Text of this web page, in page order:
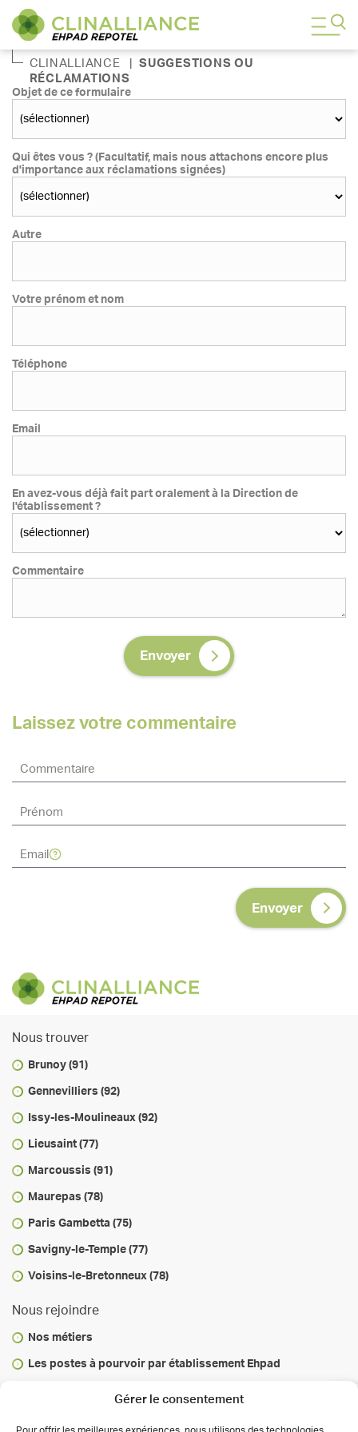
Gérer le consentement
CLINALLIANCE
SUGGESTIONS OU
RÉCLAMATIONS
Objet de ce formulaire
Qui êtes vous ? (Facultatif, mais nous attachons encore plus
d'importance aux réclamations signées)
Autre
Votre prénom et nom
Téléphone
Email
En avez-vous déjà fait part oralement à la Direction de
l'établissement ?
Commentaire
Envoyer
Laissez votre commentaire
Envoyer
Nous trouver
Brunoy (91)
Gennevilliers (92)
Issy-les-Moulineaux (92)
Lieusaint (77)
Marcoussis (91)
Maurepas (78)
Paris Gambetta (75)
Savigny-le-Temple (77)
Voisins-le-Bretonneux (78)
Nous rejoindre
Nos métiers
Les postes à pourvoir par établissement Ehpad
Infos & conseils